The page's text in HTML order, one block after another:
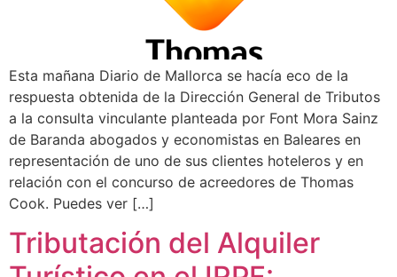
Esta mañana Diario de Mallorca se hacía eco de la
respuesta obtenida de la Dirección General de Tributos
a la consulta vinculante planteada por Font Mora Sainz
de Baranda abogados y economistas en Baleares en
representación de uno de sus clientes hoteleros y en
relación con el concurso de acreedores de Thomas
Cook. Puedes ver […]
Tributación del Alquiler